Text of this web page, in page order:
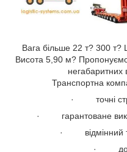
Вага більше 22 т? 300
Висота 5,90 м?
негабаритних
Транспортна
· точні
· гарантоване
· відмінний
·